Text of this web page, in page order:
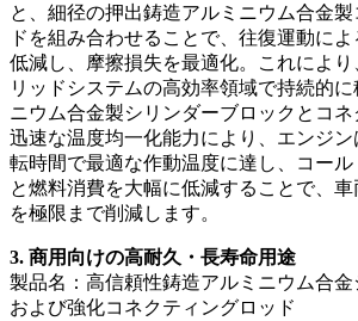
と、細径の押出鋳造アルミニウム合金
ドを組み合わせることで、往復運動に
低減し、摩擦損失を最適化。これによ
リッドシステムの高効率領域で持続的に
ニウム合金製シリンダーブロックとコ
迅速な温度均一化能力により、エンジ
転時間で最適な作動温度に達し、コー
と燃料消費を大幅に低減することで、
を極限まで削減します。
3. 商用向けの高耐久・長寿命用途
製品名：高信頼性鋳造アルミニウム合
および強化コネクティングロッド